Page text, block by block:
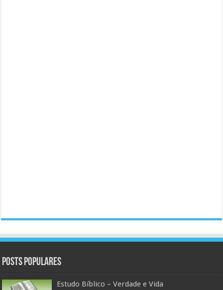
Posts populares
Estudo Bíblico – Verdade e Vida